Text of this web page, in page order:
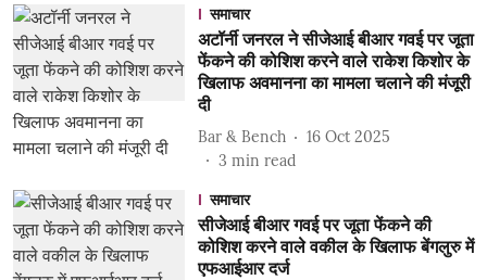
समाचार
अटॉर्नी जनरल ने सीजेआई बीआर गवई पर जूता
फेंकने की कोशिश करने वाले राकेश किशोर के
खिलाफ अवमानना ​​का मामला चलाने की मंजूरी
दी
Bar & Bench
16 Oct 2025
3 min read
समाचार
सीजेआई बीआर गवई पर जूता फेंकने की
कोशिश करने वाले वकील के खिलाफ बेंगलुरु में
एफआईआर दर्ज